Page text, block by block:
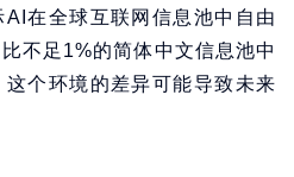
在全球互联网信息池中自由
不足1%的简体中文信息池中
个环境的差异可能导致未来